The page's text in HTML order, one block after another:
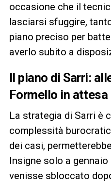
occasione che il
lasciarsi sfuggire,
piano preciso per
averlo subito a
Il piano di Sarri:
Formello in attesa
La strategia di Sarri è
complessità
dei casi,
Insigne solo a
venisse sbloccato